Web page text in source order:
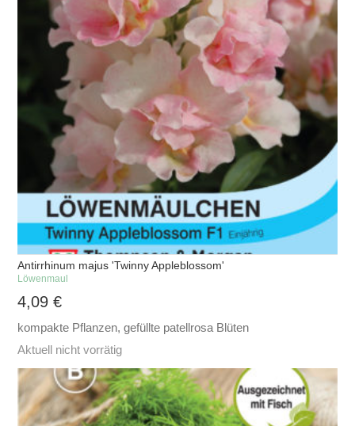
Antirrhinum majus 'Twinny Appleblossom'
Löwenmaul
4,09€
kompakte Pflanzen, gefüllte patellrosa Blüten
Aktuell nicht vorrätig